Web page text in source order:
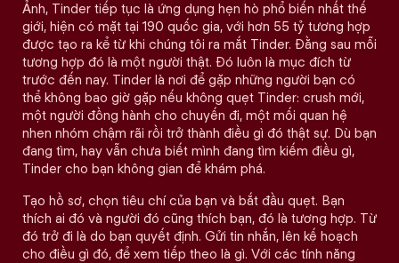
Ảnh, Tinder tiếp tục là ứng dụng hẹn hò phổ biến nhất thế
giới, hiện có mặt tại 190 quốc gia, với hơn 55 tỷ tương hợp
được tạo ra kể từ khi chúng tôi ra mắt Tinder. Đằng sau mỗi
tương hợp đó là một người thật. Đó luôn là mục đích từ
trước đến nay. Tinder là nơi để gặp những người bạn có
thể không bao giờ gặp nếu không quẹt Tinder: crush mới,
một người đồng hành cho chuyến đi, một mối quan hệ
nhen nhóm chậm rãi rồi trở thành điều gì đó thật sự. Dù bạn
đang tìm, hay vẫn chưa biết mình đang tìm kiếm điều gì,
Tinder cho bạn không gian để khám phá.
Tạo hồ sơ, chọn tiêu chí của bạn và bắt đầu quẹt. Bạn
thích ai đó và người đó cũng thích bạn, đó là tương hợp. Từ
đó trở đi là do bạn quyết định. Gửi tin nhắn, lên kế hoạch
cho điều gì đó, để xem tiếp theo là gì. Với các tính năng